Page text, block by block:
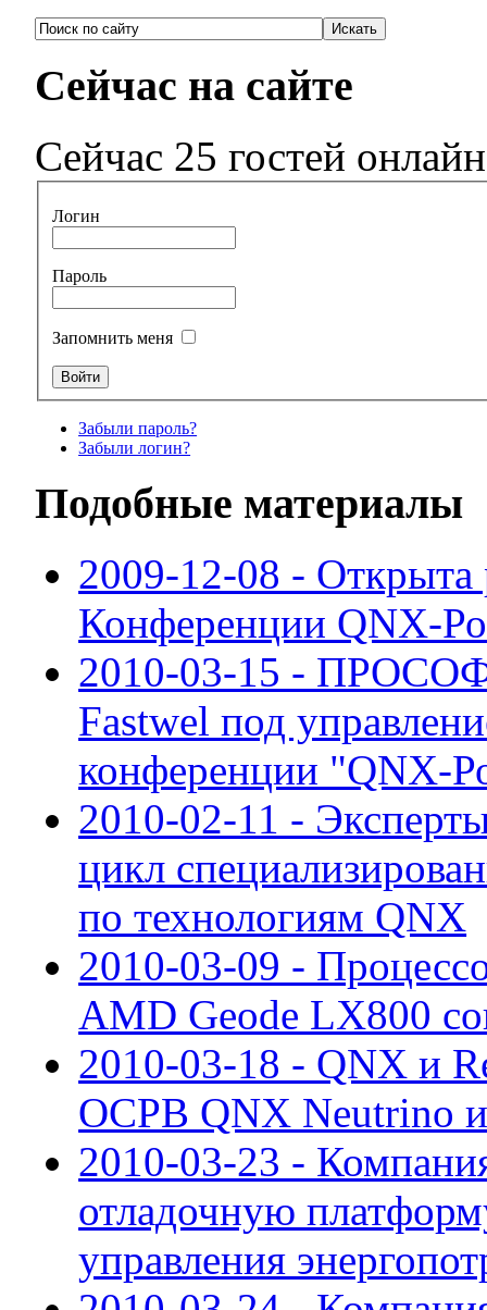
Сейчас на сайте
Сейчас 25 гостей онлайн
Логин
Пароль
Запомнить меня
Забыли пароль?
Забыли логин?
Подобные материалы
2009-12-08 - Открыта
Конференции QNX-
2010-03-15 -
Fastwel под
конференции "QNX-
2010-02-11 -
цикл
по технологиям QNX
2010-03-09 -
AMD Geode LX800
2010-03-18 - QNX и
ОСРВ QNX Neutrino
2010-03-23 -
отладочную
управления